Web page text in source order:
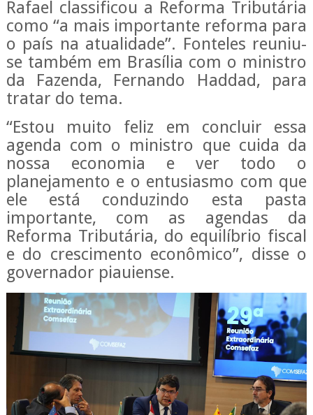
Rafael classificou a Reforma Tributária
como “a mais importante reforma para
o país na atualidade”. Fonteles reuniu-
se também em Brasília com o ministro
da Fazenda, Fernando Haddad, para
tratar do tema.
“Estou muito feliz em concluir essa
agenda com o ministro que cuida da
nossa economia e ver todo o
planejamento e o entusiasmo com que
ele está conduzindo esta pasta
importante, com as agendas da
Reforma Tributária, do equilíbrio fiscal
e do crescimento econômico”, disse o
governador piauiense.